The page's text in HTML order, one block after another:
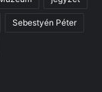
Sebestyén Péter